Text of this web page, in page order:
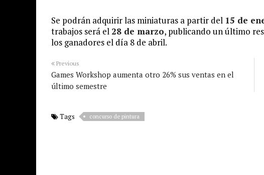
Se podrán adquirir las miniaturas a partir del 15 de
trabajos será el 28 de marzo, publicando un último
los ganadores el día 8 de abril.
Previous
Games Workshop aumenta otro 26% sus ventas en el
último semestre
Tags concurso de pintura